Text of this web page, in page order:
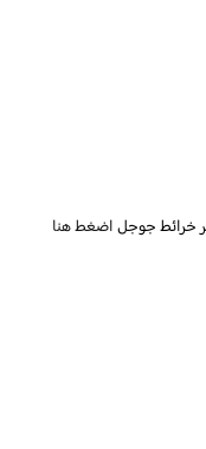
خرائط جوجلاضغط هنا